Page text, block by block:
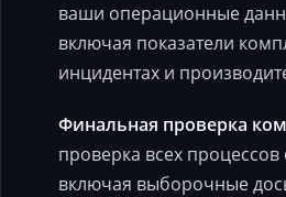
ваши операционные
включая показатели
инцидентах и
Финальная проверка
проверка всех процессов
включая выборочные